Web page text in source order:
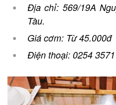
Địa chỉ: 569/19A
Tàu.
Giá cơm: Từ 45.000đ
Điện thoại: 0254